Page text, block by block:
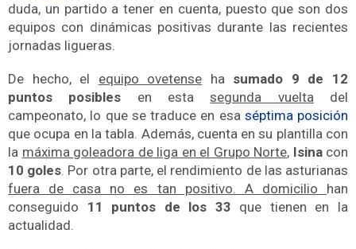
duda, un partido a tener en cuenta, puesto que son dos
equipos con dinámicas positivas durante las recientes
jornadas ligueras.
De hecho, el equipo ovetense ha sumado 9 de 12
puntos posibles en estasegunda vuelta del
campeonato, lo que se traduce en esa séptima posición
que ocupa en la tabla. Además, cuenta en su plantilla con
la máxima goleadora de liga en el Grupo Norte, Isinacon
10 goles. Por otra parte, el rendimiento de las asturianas
fuera de casa no es tan positivo. A domicilio han
conseguido 11 puntos de los 33 que tienen en la
actualidad.